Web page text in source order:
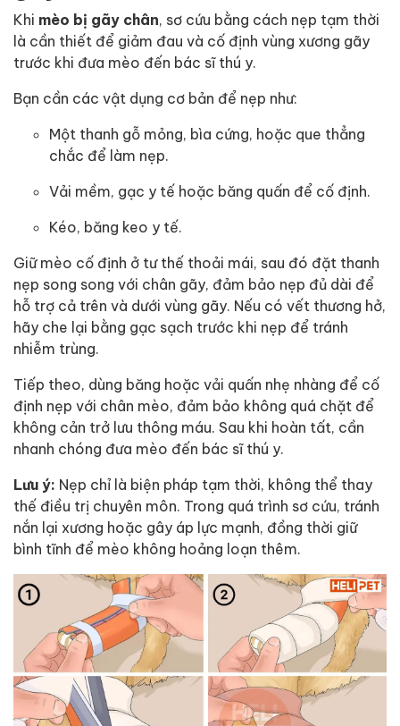
Khi mèo bị gãy chân, sơ cứu bằng cách nẹp tạm thời
là cần thiết để giảm đau và cố định vùng xương gãy
trước khi đưa mèo đến bác sĩ thú y.
Bạn cần các vật dụng cơ bản để nẹp như:
Một thanh gỗ mỏng, bìa cứng, hoặc que thẳng
chắc để làm nẹp.
Vải mềm, gạc y tế hoặc băng quấn để cố định.
Kéo, băng keo y tế.
Giữ mèo cố định ở tư thế thoải mái, sau đó đặt thanh
nẹp song song với chân gãy, đảm bảo nẹp đủ dài để
hỗ trợ cả trên và dưới vùng gãy. Nếu có vết thương hở,
hãy che lại bằng gạc sạch trước khi nẹp để tránh
nhiễm trùng.
Tiếp theo, dùng băng hoặc vải quấn nhẹ nhàng để cố
định nẹp với chân mèo, đảm bảo không quá chặt để
không cản trở lưu thông máu. Sau khi hoàn tất, cần
nhanh chóng đưa mèo đến bác sĩ thú y.
Lưu ý: Nẹp chỉ là biện pháp tạm thời, không thể thay
thế điều trị chuyên môn. Trong quá trình sơ cứu, tránh
nắn lại xương hoặc gây áp lực mạnh, đồng thời giữ
bình tĩnh để mèo không hoảng loạn thêm.